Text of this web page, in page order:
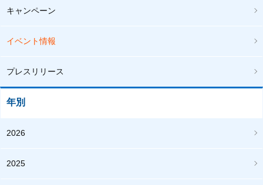
キャンペーン
イベント情報
プレスリリース
年別
2026
2025